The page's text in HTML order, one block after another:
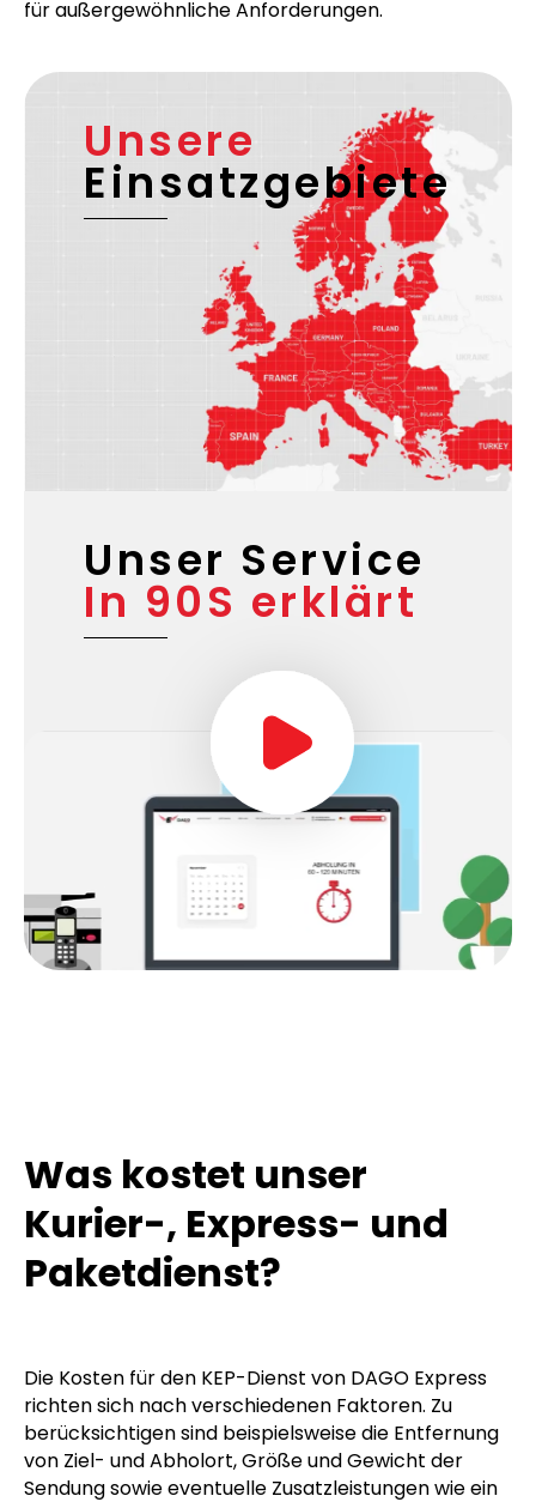
DeutschlandundEuropa. Zu unseren
temperatursensible Waren und
für außergewöhnliche Anforderungen.
Unsere
Einsatzgebiete
Unser Service
In 90S erklärt
Was kostet unser
Paketdienst?
Die Kosten für den KEP-Dienst von DAGO Express